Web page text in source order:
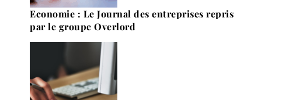
Economie : Le Journal des entreprises repris
par le groupe Overlord